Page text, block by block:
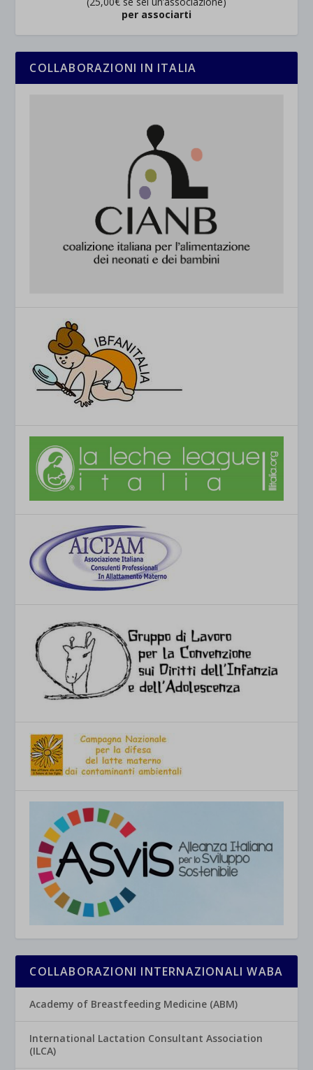
per associarti
COLLABORAZIONI IN ITALIA
COLLABORAZIONI INTERNAZIONALI WABA
Academy of Breastfeeding Medicine (ABM)
International Lactation Consultant Association
(ILCA)